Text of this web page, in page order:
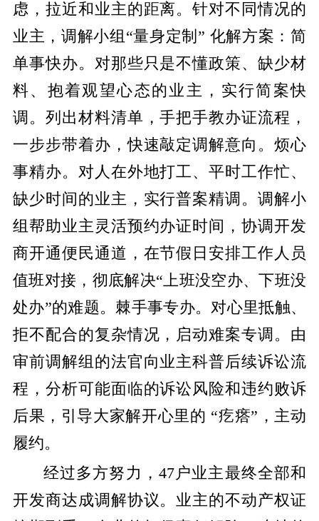
虑，拉近和业主的距离。针对不同情况的
业主，调解小组 “量身定制” 化解方案：简
单事快办。 对那些只是不懂政策、缺少材
料、抱着观望心态的业主，实行简案快
调。列出材料清单，手把手教办证流程，
一步步带着办，快速敲定调解意向。烦心
事精办。 对人在外地打工、平时工作忙、
缺少时间的业主，实行普案精调。调解小
组帮助业主灵活预约办证时间，协调开发
商开通便民通道，在节假日安排工作人员
值班对接，彻底解决“上班没空办、下班没
处办”的难题。棘手事专办。对心里抵触、
拒不配合的复杂情况，启动难案专调。由
审前调解组的法官向业主科普后续诉讼流
程，分析可能面临的诉讼风险和违约败诉
后果，引导大家解开心里的 “疙瘩”，主动
履约。
经过多方努力，47户业主最终全部和
开发商达成调解协议。 业主的不动产权证